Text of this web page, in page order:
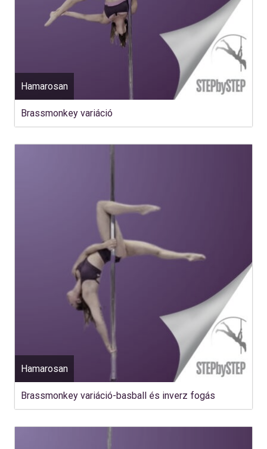
Hamarosan
Brassmonkey variáció
Hamarosan
Brassmonkey variáció-basball és inverz fogás